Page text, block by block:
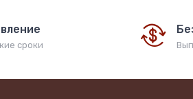
сроки